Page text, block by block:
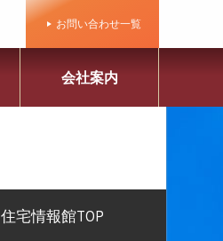
お問い合わせ一覧
会社案内
住宅情報館TOP